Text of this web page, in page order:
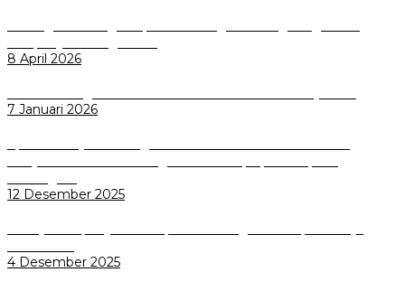
8 April 2026
7 Januari 2026
12 Desember 2025
4 Desember 2025